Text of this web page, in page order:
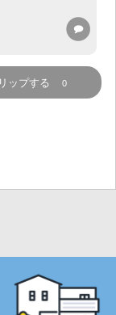
ップする 0